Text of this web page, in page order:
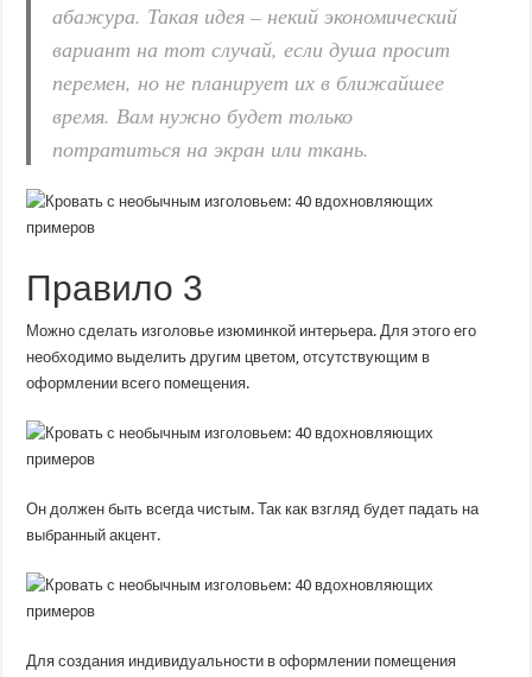
абажура. Такая идея – некий экономический
вариант на тот случай, если душа просит
перемен, но не планирует их в ближайшее
время. Вам нужно будет только
потратиться на экран или ткань.
Правило 3
Можно сделать изголовье изюминкой интерьера. Для этого его
необходимо выделить другим цветом, отсутствующим в
оформлении всего помещения.
Он должен быть всегда чистым. Так как взгляд будет падать на
выбранный акцент.
Для создания индивидуальности в оформлении помещения